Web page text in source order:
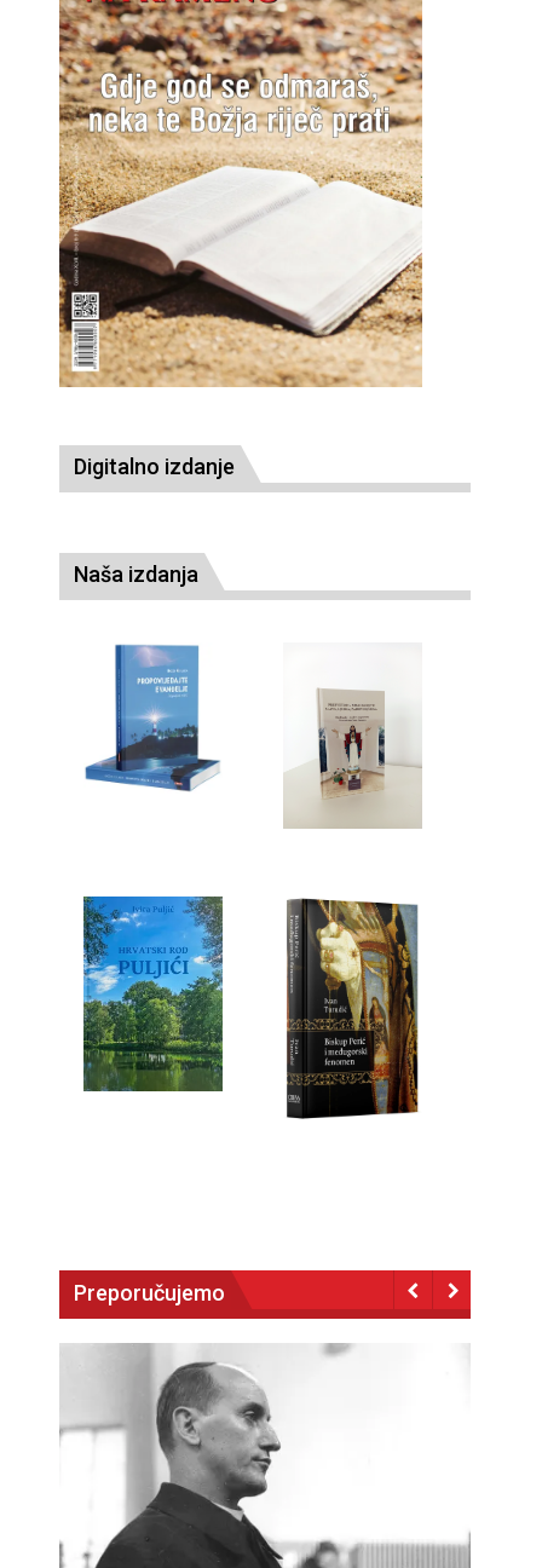
Digitalno izdanje
Naša izdanja
Preporučujemo